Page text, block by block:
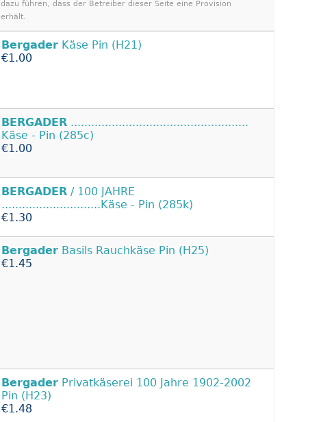
dazu führen, dass der Betreiber dieser Seite eine Provision
erhält.
Bergader Käse Pin (H21)
€1.00
BERGADER ....................................................
Käse - Pin (285c)
€1.00
BERGADER / 100 JAHRE
.............................Käse - Pin (285k)
€1.30
Bergader Basils Rauchkäse Pin (H25)
€1.45
Bergader Privatkäserei 100 Jahre 1902-2002
Pin (H23)
€1.48